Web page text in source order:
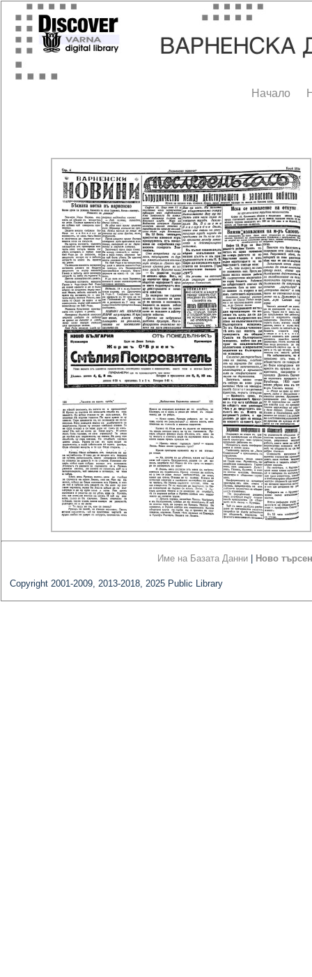
Начало
Име на Базата Данни Ново
Copyright 2001-2009, 2013-2018, 2025 Public Library